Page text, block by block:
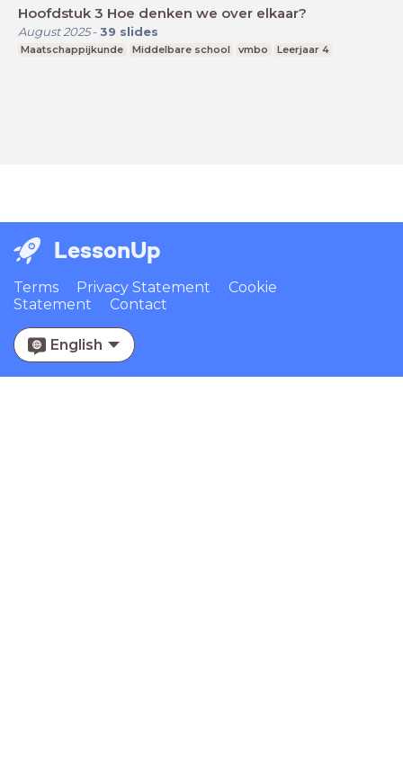
Hoofdstuk 3 Hoe denken we over elkaar?
August 2025- 39 slides
Maatschappijkunde Middelbare school vmbo Leerjaar 4
LessonUp
Terms Privacy Statement
Cookie
Statement
Contact
English